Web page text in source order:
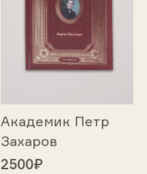
Академик Петр
Захаров
2500₽